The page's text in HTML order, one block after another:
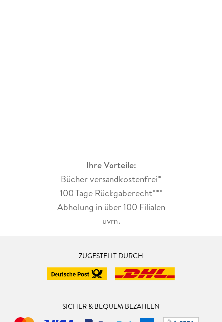
Ihre Vorteile:
Bücher versandkostenfrei*
100 Tage Rückgaberecht***
Abholung in über 100 Filialen
uvm.
ZUGESTELLT DURCH
SICHER & BEQUEM BEZAHLEN